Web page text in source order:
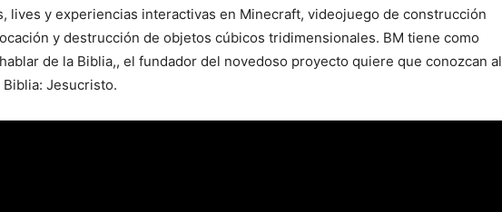
lives y experiencias interactivas en Minecraft, videojuego de construcción
y destrucción de objetos cúbicos tridimensionales. BM tiene como
de la Biblia,, el fundador del novedoso proyecto quiere que conozcan al
Jesucristo.